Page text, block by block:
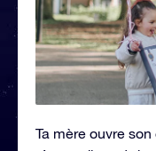
Ta mère ouvre